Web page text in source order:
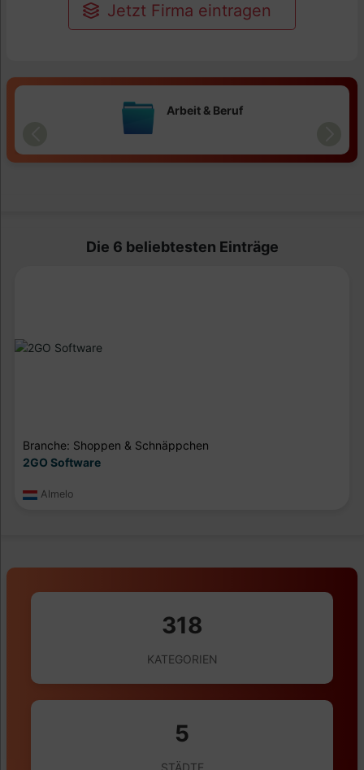
Jetzt Firma eintragen
Arbeit & Beruf
Die 6 beliebtesten Einträge
Branche: Shoppen & Schnäppchen
2GO Software
Almelo
318
KATEGORIEN
5
STÄDTE